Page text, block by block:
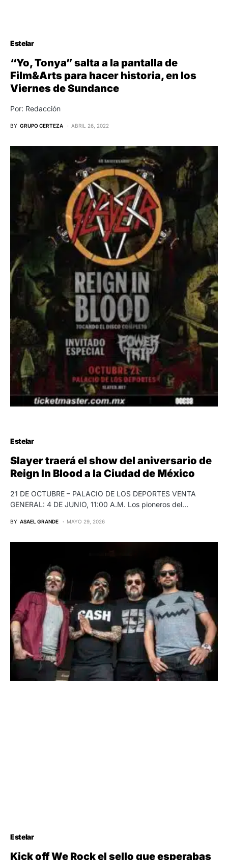
Estelar
“Yo, Tonya” salta a la pantalla de
Film&Arts para hacer historia, en los
Viernes de Sundance
Por: Redacción
BY GRUPO CERTEZA ABRIL 26, 2022
Estelar
Slayer traerá el show del aniversario de
Reign In Blood a la Ciudad de México
21 DE OCTUBRE – PALACIO DE LOS DEPORTES VENTA
GENERAL: 4 DE JUNIO, 11:00 A.M. Los pioneros del…
BY ASAEL GRANDE MAYO 29, 2026
Estelar
Kick off We Rock el sello que esperabas